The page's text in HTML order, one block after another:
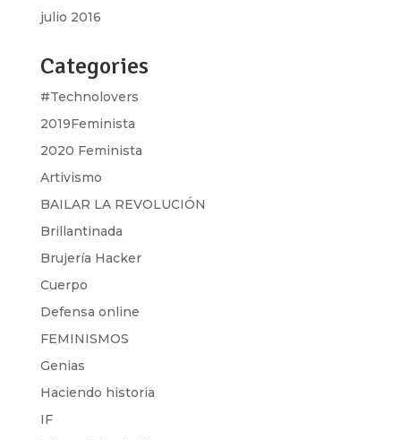
julio 2016
Categories
#Technolovers
2019Feminista
2020 Feminista
Artivismo
BAILAR LA REVOLUCIÓN
Brillantinada
Brujería Hacker
Cuerpo
Defensa online
FEMINISMOS
Genias
Haciendo historia
IF